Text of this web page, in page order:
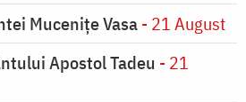
Mucenițe Vasa- 21 August
Apostol Tadeu - 21